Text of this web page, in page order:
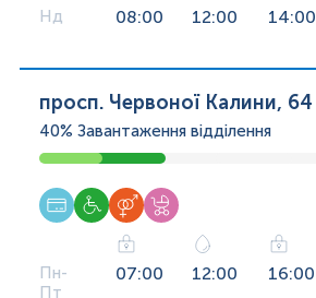
Нд 08:00 12:00 14:00
просп. Червоної Калини, 64
40% Завантаження відділення
Пн-
Пт
07:00 12:00 16:00